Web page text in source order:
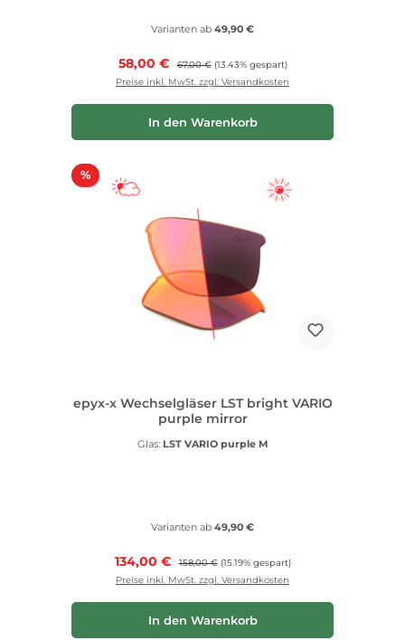
Varianten ab 49,90 €
Verkaufspreis:
58,00 € Regulärer Preis:
67,00 € (13.43% gespart)
Preise inkl. MwSt. zzgl. Versandkosten
In den Warenkorb
%Rabatt
epyx-x Wechselgläser LST bright VARIO
purple mirror
Glas: LST VARIO purple M
Varianten ab 49,90 €
Verkaufspreis:
134,00 € Regulärer Preis:
158,00 € (15.19% gespart)
Preise inkl. MwSt. zzgl. Versandkosten
In den Warenkorb